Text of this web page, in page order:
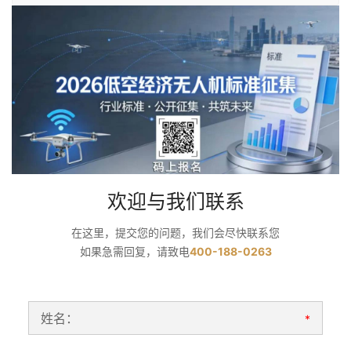
欢迎与我们联系
在这里，提交您的问题，我们会尽快联系您
如果急需回复，请致电400-188-0263
姓名： *